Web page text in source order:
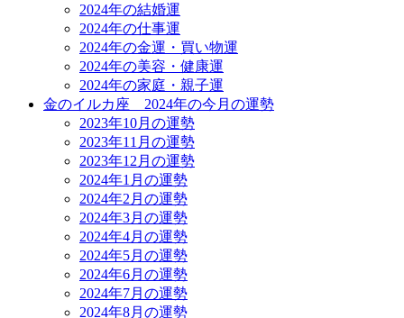
2024年の結婚運
2024年の仕事運
2024年の金運・買い物運
2024年の美容・健康運
2024年の家庭・親子運
金のイルカ座 2024年の今月の運勢
2023年10月の運勢
2023年11月の運勢
2023年12月の運勢
2024年1月の運勢
2024年2月の運勢
2024年3月の運勢
2024年4月の運勢
2024年5月の運勢
2024年6月の運勢
2024年7月の運勢
2024年8月の運勢